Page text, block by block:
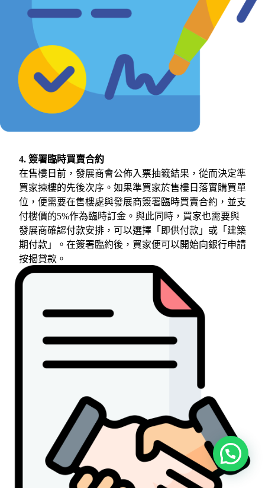
4. 簽署臨時買賣合約
在售樓日前，發展商會公佈入票抽籤結果，從而決定準
買家揀樓的先後次序。如果準買家於售樓日落實購買單
位，便需要在售樓處與發展商簽署臨時買賣合約，並支
付樓價的5%作為臨時訂金。與此同時，買家也需要與
發展商確認付款安排，可以選擇「即供付款」或「建築
期付款」。在簽署臨約後，買家便可以開始向銀行申請
按揭貸款。